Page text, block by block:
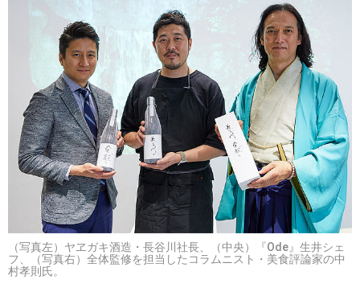
（写真左）ヤヱガキ酒造・長谷川社長、（中央）『Ode』生井シェ
フ、（写真右）全体監修を担当したコラムニスト・美食評論家の中
村孝則氏。